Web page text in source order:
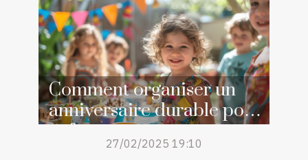
Comment organiser un
anniversaire durable pour
enfants
27/02/2025 19:10